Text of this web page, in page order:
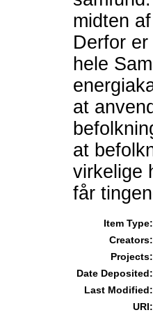
midten
Derfor
hele
at
at
virkelige
får
Item Type:
Creators:
Projects:
Date Deposited:
Last Modified:
URI: